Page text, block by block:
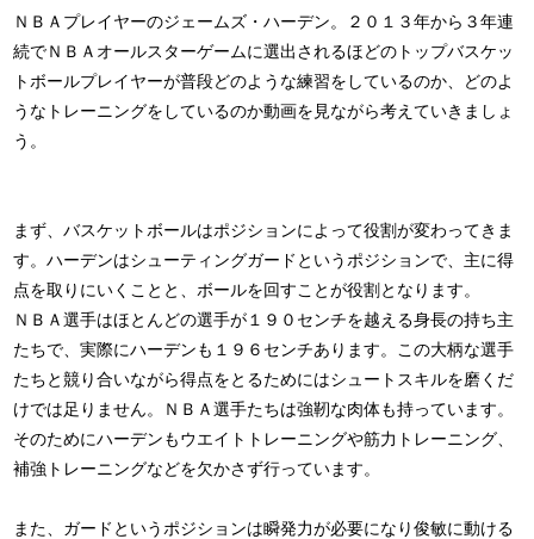
ＮＢＡプレイヤーのジェームズ・ハーデン。２０１３年から３年連
続でＮＢＡオールスターゲームに選出されるほどのトップバスケッ
トボールプレイヤーが普段どのような練習をしているのか、どのよ
うなトレーニングをしているのか動画を見ながら考えていきましょ
う。
まず、バスケットボールはポジションによって役割が変わってきま
す。ハーデンはシューティングガードというポジションで、主に得
点を取りにいくことと、ボールを回すことが役割となります。
ＮＢＡ選手はほとんどの選手が１９０センチを越える身長の持ち主
たちで、実際にハーデンも１９６センチあります。この大柄な選手
たちと競り合いながら得点をとるためにはシュートスキルを磨くだ
けでは足りません。ＮＢＡ選手たちは強靭な肉体も持っています。
そのためにハーデンもウエイトトレーニングや筋力トレーニング、
補強トレーニングなどを欠かさず行っています。
また、ガードというポジションは瞬発力が必要になり俊敏に動ける